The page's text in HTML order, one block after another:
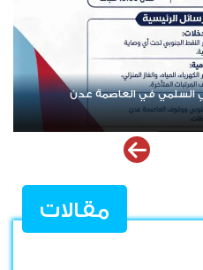
السلمي في العاصمة عدن
مقالات